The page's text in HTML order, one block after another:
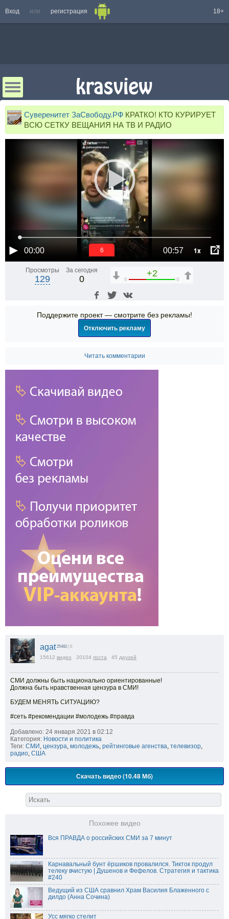
Вход или регистрация 18+
Суверенитет ЗаСвободу.РФ КРАТКО! КТО КУРИРУЕТ
ВСЮ СЕТКУ ВЕЩАНИЯ НА ТВ И РАДИО
00:00 00:57 1x
6
Просмотры
129
За сегодня
0
+2
6 8
Поддержите проект — смотрите без рекламы!
Отключить рекламу
Читать комментарии
agat 25482 | 0
15612 видео 20104 поста 45 друзей
СМИ должны быть национально ориентированные!
Должна быть нравственная цензура в СМИ!
БУДЕМ МЕНЯТЬ СИТУАЦИЮ?
#сеть #рекомендации #молодежь #правда
Добавлено: 24 января 2021 в 02:12
Категория: Новости и политика
Теги: СМИ , цензура, молодежь, рейтинговые агенства, телевизор,
радио, США
Скачать видео (10.48 Мб)
Похожее видео
Вся ПРАВДА о российских СМИ за 7 минут
Карнавальный бунт ёршиков провалился. Тикток продул
телеку вчистую | Душенов и Фефелов. Стратегия и тактика
#240
Ведущий из США сравнил Храм Василия Блаженного с
дилдо (Анна Сочина)
Усс мягко стелит